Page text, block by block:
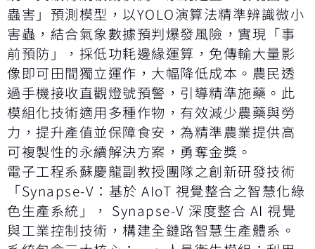
蟲害」預測模型，以YOLO演算法精準辨識微小
害蟲，結合氣象數據預判爆發風險，實現「事
前預防」，採低功耗邊緣運算，免傳輸大量影
像即可田間獨立運作，大幅降低成本。農民透
過手機接收直觀燈號預警，引導精準施藥。此
模組化技術適用多種作物，有效減少農藥與勞
力，提升產值並保障食安，為精準農業提供高
可複製性的永續解決方案，勇奪金獎。
電子工程系蘇慶龍副教授團隊之創新研發技術
「Synapse-V：基於 AIoT 視覺整合之智慧化綠
色生產系統」， Synapse-V 深度整合 AI 視覺
與工業控制技術，構建全鏈路智慧生產體系。